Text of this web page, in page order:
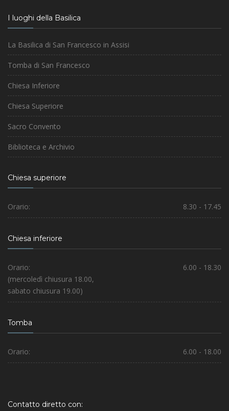
I luoghi della Basilica
La Basilica di San Francesco in Assisi
Tomba di San Francesco
Chiesa Inferiore
Chiesa Superiore
Sacro Convento
Biblioteca e Archivio
Chiesa superiore
Orario: 8.30 - 17.45
Chiesa inferiore
Orario:
6.00 - 18.30
(mercoledì chiusura 18.00,
sabato chiusura 19.00)
Tomba
Orario: 6.00 - 18.00
Contatto diretto con: